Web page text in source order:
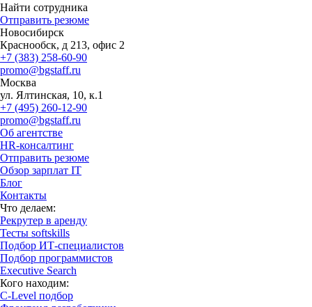
Найти сотрудника
Отправить резюме
Новосибирск
Краснообск, д 213, офис 2
+7 (383) 258-60-90
promo@bgstaff.ru
Москва
ул. Ялтинская, 10, к.1
+7 (495) 260-12-90
promo@bgstaff.ru
Об агентстве
HR-консалтинг
Отправить резюме
Обзор зарплат IT
Блог
Контакты
Что делаем:
Рекрутер в аренду
Тесты softskills
Подбор ИТ-специалистов
Подбор программистов
Executive Search
Кого находим:
С-Level подбор